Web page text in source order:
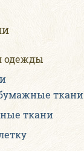
одежды
ткани
ткани